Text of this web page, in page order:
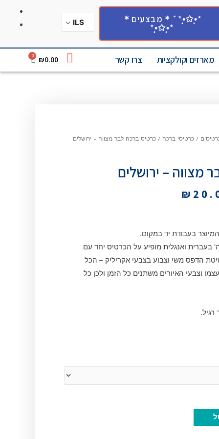
*•̩̩͙✩•̩̩͙*˚＊מבצעים＊
*•̩̩͙✩•̩̩͙*
ILS
מארזים וקולקציות צרו קשר ₪0.00
0
/ כרטיסי ברכה / כרטיס ברכה לבר מצווה – ירושלים
מצווה – ירושלים
₪
בעבודת יד במקום.
בעברית ואנגלית מופיע על הכרטיס יחד עם
הדפס משי וצבוע בצבעי אקריליק – הכל
וצבעי האיורים משתנים כל הזמן ולכן כל
רגיל.